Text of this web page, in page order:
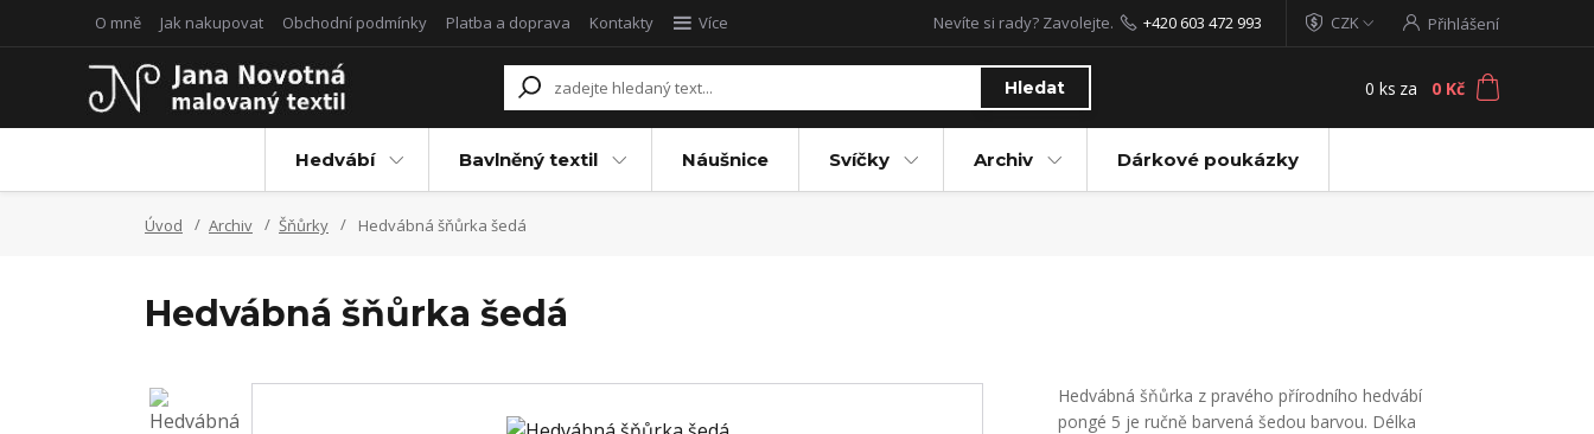
O mně Jak nakupovat Obchodní podmínky Platba a doprava Kontakty Více CZK Přihlášení
Hledat
Nevíte si rady? Zavolejte. +420 603 472 993
0 ks za 0 Kč
Hedvábí Bavlněný textil Náušnice Svíčky Archiv Dárkové poukázky
Úvod Archiv Šňůrky Hedvábná šňůrka šedá
Hedvábná šňůrka šedá
Hedvábná šňůrka z pravého přírodního hedvábí
pongé 5 je ručně barvená šedou barvou. Délka